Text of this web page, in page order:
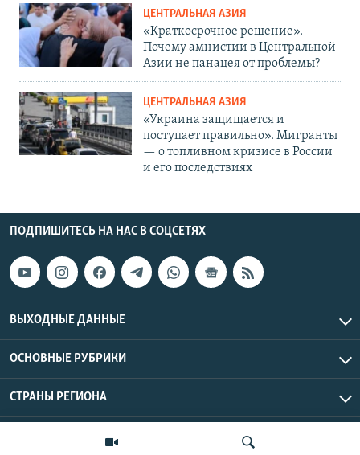
ЦЕНТРАЛЬНАЯ АЗИЯ
«Краткосрочное решение».
Почему амнистии в Центральной
Азии не панацея от проблемы?
ЦЕНТРАЛЬНАЯ АЗИЯ
«Украина защищается и
поступает правильно». Мигранты
— о топливном кризисе в России
и его последствиях
ПОДПИШИТЕСЬ НА НАС В СОЦСЕТЯХ
ВЫХОДНЫЕ ДАННЫЕ
ОСНОВНЫЕ РУБРИКИ
СТРАНЫ РЕГИОНА
Азаттык Азия © 2026 RFE/RL, Inc. | Все права защищены.